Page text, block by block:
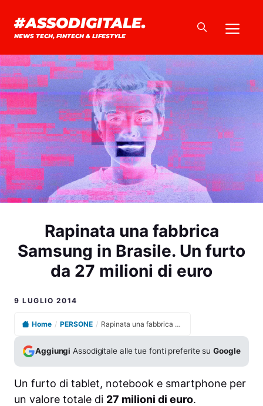
contenuto
#ASSODIGITALE.
NEWS TECH, FINTECH & LIFESTYLE
Rapinata una fabbrica
Samsung in Brasile. Un furto
da 27 milioni di euro
9 LUGLIO 2014
Home / PERSONE / Rapinata una fabbrica Samsung in Brasile. Un furto da 27 milioni di euro
Aggiungi Assodigitale alle tue fonti preferite suGoogle
Un furto di tablet, notebook e smartphone per
un valore totale di 27 milioni di euro.